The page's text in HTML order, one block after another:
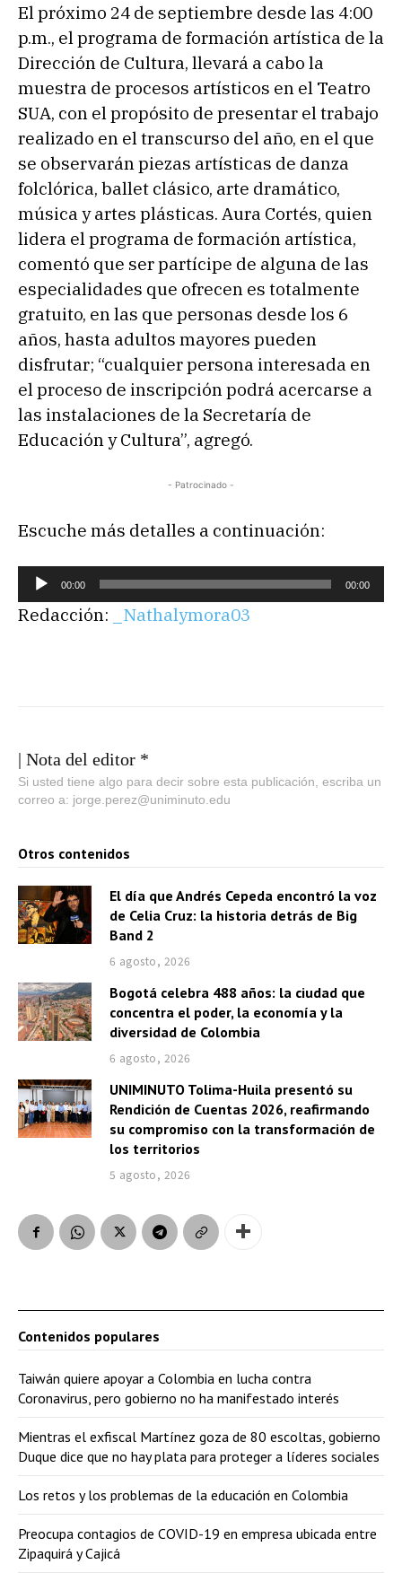
El próximo 24 de septiembre desde las 4:00
p.m., el programa de formación artística de la
Dirección de Cultura, llevará a cabo la
muestra de procesos artísticos en el Teatro
SUA, con el propósito de presentar el trabajo
realizado en el transcurso del año, en el que
se observarán piezas artísticas de danza
folclórica, ballet clásico, arte dramático,
música y artes plásticas. Aura Cortés, quien
lidera el programa de formación artística,
comentó que ser partícipe de alguna de las
especialidades que ofrecen es totalmente
gratuito, en las que personas desde los 6
años, hasta adultos mayores pueden
disfrutar; “cualquier persona interesada en
el proceso de inscripción podrá acercarse a
las instalaciones de la Secretaría de
Educación y Cultura”, agregó.
- Patrocinado -
Escuche más detalles a continuación:
e
p
c
t
o
d
a
u
i
o
00:00 00:00
Redacción: _Nathalymora03
| Nota del editor *
Si usted tiene algo para decir sobre esta publicación, escriba un
correo a: jorge.perez@uniminuto.edu
Otros contenidos
El día que Andrés Cepeda encontró la voz
de Celia Cruz: la historia detrás de Big
Band 2
6 agosto, 2026
Bogotá celebra 488 años: la ciudad que
concentra el poder, la economía y la
diversidad de Colombia
6 agosto, 2026
UNIMINUTO Tolima-Huila presentó su
Rendición de Cuentas 2026, reafirmando
su compromiso con la transformación de
los territorios
5 agosto, 2026
Contenidos populares
Taiwán quiere apoyar a Colombia en lucha contra
Coronavirus, pero gobierno no ha manifestado interés
Mientras el exfiscal Martínez goza de 80 escoltas, gobierno
Duque dice que no hay plata para proteger a líderes sociales
Los retos y los problemas de la educación en Colombia
Preocupa contagios de COVID-19 en empresa ubicada entre
Zipaquirá y Cajicá